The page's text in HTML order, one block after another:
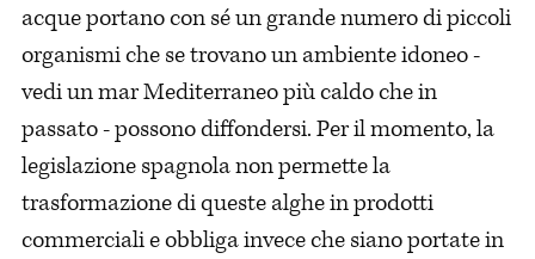
acque portano con sé un grande numero di piccoli
organismi che se trovano un ambiente idoneo -
vedi un mar Mediterraneo più caldo che in
passato - possono diffondersi. Per il momento, la
legislazione spagnola non permette la
trasformazione di queste alghe in prodotti
commerciali e obbliga invece che siano portate in